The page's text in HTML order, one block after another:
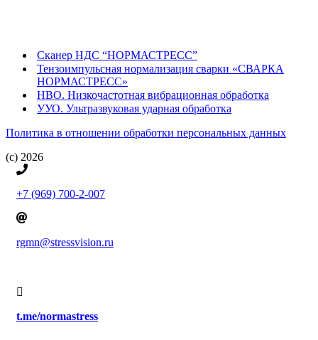
Сканер НДС “НОРМАСТРЕСС”
Тензоимпульсная нормализация сварки «СВАРКА
НОРМАСТРЕСС»
НВО. Низкочастотная вибрационная обработка
УУО. Ультразвуковая ударная обработка
Политика в отношении обработки персональных данных
(c) 2026
+7 (969) 700-2-007
rgmn@stressvision.ru
t.me/normastress